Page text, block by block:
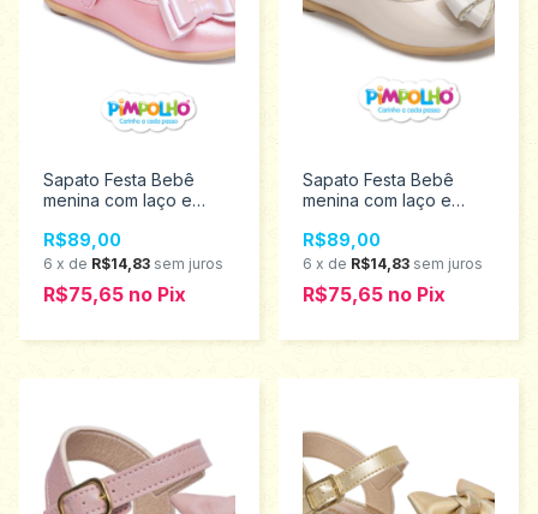
Sapato Festa Bebê
menina com laço e
Pimpolho Tamanhos 16
ao 21 0120382
R$89,00
6 x de R$14,83 sem juros
R$75,65 no Pix
Sapato Festa Bebê
menina com laço e
Pimpolho Tamanhos 16
ao 21 0120439
R$89,00
6 x de R$14,83 sem juros
R$75,65 no Pix